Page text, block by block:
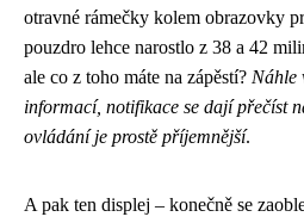
otravné rámečky kolem obrazovky
pouzdro lehce narostlo z 38 a 42
ale co z toho máte na zápěstí? Náhle
informací, notifikace se dají přečíst
ovládání je prostě příjemnější.
A pak ten displej – konečně se